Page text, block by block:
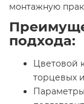
монтажную
подхода:
Цветовой
торцевых